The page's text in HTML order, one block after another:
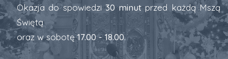
Okazja do spowiedzi30 minut przed każdą Mszą
Świętą
oraz w sobotę17.00 - 18.00.